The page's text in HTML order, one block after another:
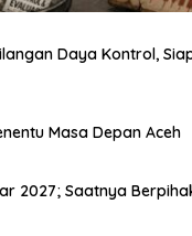
Daya Kontrol,
Masa Depan Aceh
2027; Saatnya